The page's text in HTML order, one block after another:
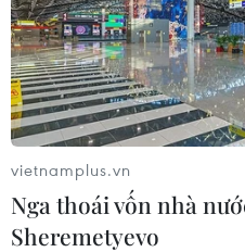
vietnamplus.vn
Nga thoái vốn nhà
Sheremetyevo